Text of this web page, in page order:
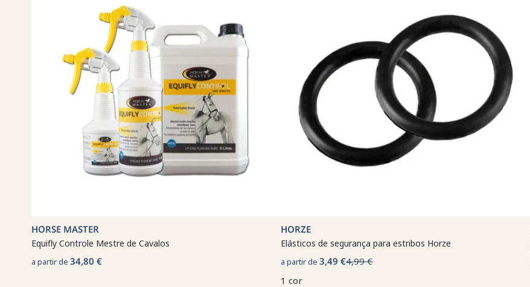
HORSE MASTER
Equifly Controle Mestre de Cavalos
a partir de34,80 €
HORZE
Elásticos de segurança para estribos Horze
a partir de3,49 €4,99 €
1 cor